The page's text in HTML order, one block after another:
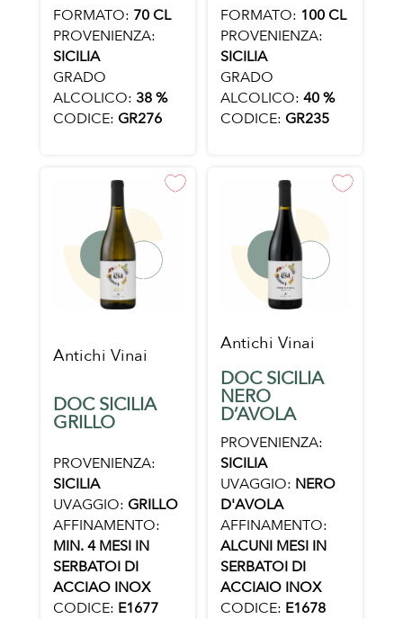
FORMATO: 70 CL
PROVENIENZA:
SICILIA
GRADO
ALCOLICO: 38 %
CODICE: GR276
FORMATO: 100 CL
PROVENIENZA:
SICILIA
GRADO
ALCOLICO: 40 %
CODICE: GR235
Antichi Vinai
DOC SICILIA
GRILLO
PROVENIENZA:
SICILIA
UVAGGIO: GRILLO
AFFINAMENTO:
MIN. 4 MESI IN
SERBATOI DI
ACCIAO INOX
CODICE: E1677
Antichi Vinai
DOC SICILIA
NERO
D’AVOLA
PROVENIENZA:
SICILIA
UVAGGIO: NERO
D'AVOLA
AFFINAMENTO:
ALCUNI MESI IN
SERBATOI DI
ACCIAIO INOX
CODICE: E1678